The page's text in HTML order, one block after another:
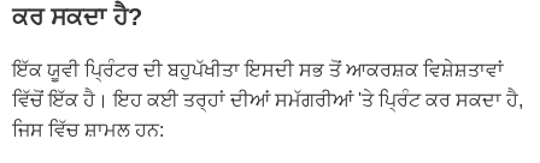
ਕਰ ਸਕਦਾ ਹੈ?
ਇੱਕ ਯੂਵੀ ਪ੍ਰਿੰਟਰ ਦੀ ਬਹੁਪੱਖੀਤਾ ਇਸਦੀ ਸਭ ਤੋਂ ਆਕਰਸ਼ਕ ਵਿਸ਼ੇਸ਼ਤਾਵਾਂ
ਵਿੱਚੋਂ ਇੱਕ ਹੈ। ਇਹ ਕਈ ਤਰ੍ਹਾਂ ਦੀਆਂ ਸਮੱਗਰੀਆਂ 'ਤੇ ਪ੍ਰਿੰਟ ਕਰ ਸਕਦਾ ਹੈ,
ਜਿਸ ਵਿੱਚ ਸ਼ਾਮਲ ਹਨ: